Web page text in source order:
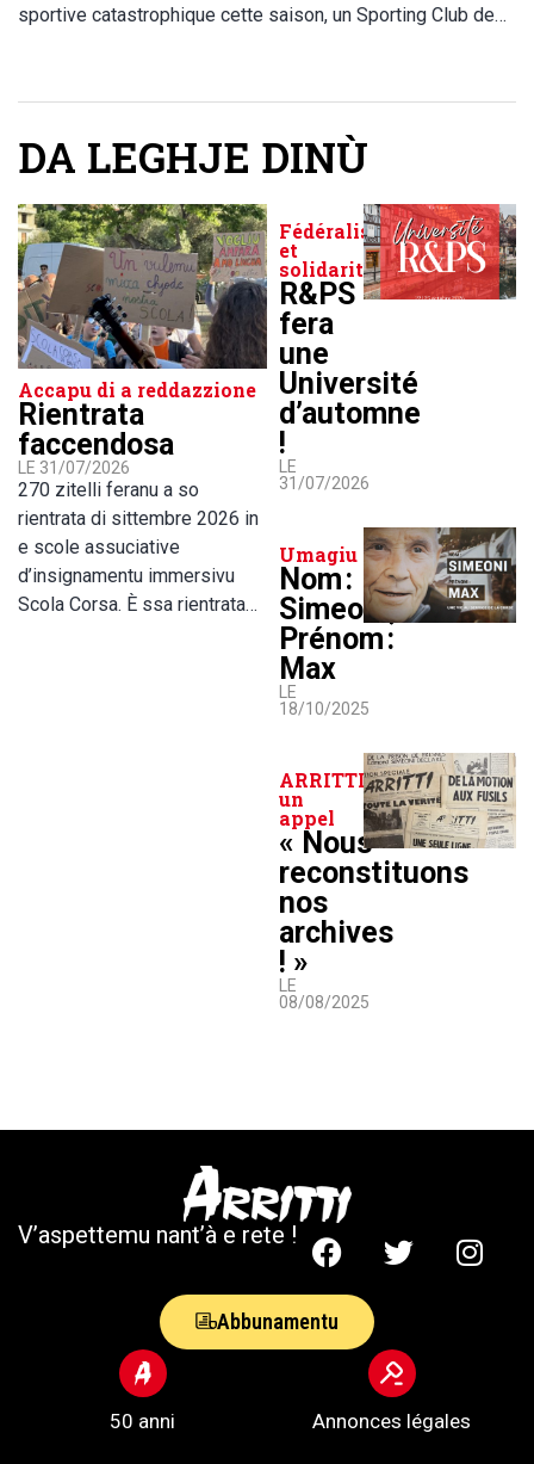
sportive catastrophique cette saison, un Sporting Club de…
DA LEGHJE DINÙ
Accapu di a reddazzione
Rientrata
faccendosa
LE 31/07/2026
270 zitelli feranu a so
rientrata di sittembre 2026 in
e scole assuciative
d’insignamentu immersivu
Scola Corsa. È ssa rientrata…
Fédéralisme
et
solidarité
R&PS
fera
une
Université
d’automne
!
LE
31/07/2026
Umagiu
Nom :
Simeoni,
Prénom :
Max
LE
18/10/2025
ARRITTI lance
un
appel
« Nous
reconstituons
nos
archives
! »
LE
08/08/2025
V’aspettemu nant’à e rete !
50 anni Annonces légales
Abbunamentu